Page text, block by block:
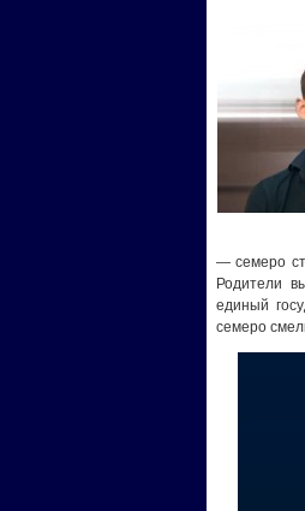
— семеро
Родители
единый
семеро